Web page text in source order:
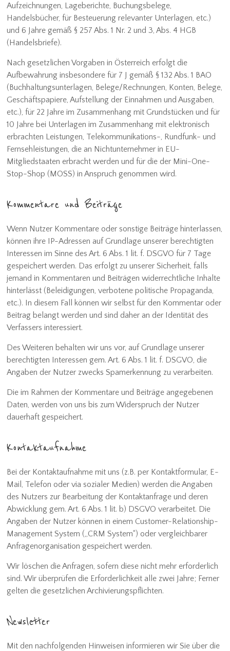
Aufzeichnungen, Lageberichte, Buchungsbelege,
Handelsbücher, für Besteuerung relevanter Unterlagen, etc.)
und 6 Jahre gemäß § 257 Abs. 1 Nr. 2 und 3, Abs. 4 HGB
(Handelsbriefe).
Nach gesetzlichen Vorgaben in Österreich erfolgt die
Aufbewahrung insbesondere für 7 J gemäß § 132 Abs. 1 BAO
(Buchhaltungsunterlagen, Belege/Rechnungen, Konten, Belege,
Geschäftspapiere, Aufstellung der Einnahmen und Ausgaben,
etc.), für 22 Jahre im Zusammenhang mit Grundstücken und für
10 Jahre bei Unterlagen im Zusammenhang mit elektronisch
erbrachten Leistungen, Telekommunikations-, Rundfunk- und
Fernsehleistungen, die an Nichtunternehmer in EU-
Mitgliedstaaten erbracht werden und für die der Mini-One-
Stop-Shop (MOSS) in Anspruch genommen wird.
Kommentare und Beiträge
Wenn Nutzer Kommentare oder sonstige Beiträge hinterlassen,
können ihre IP-Adressen auf Grundlage unserer berechtigten
Interessen im Sinne des Art. 6 Abs. 1 lit. f. DSGVO für 7 Tage
gespeichert werden. Das erfolgt zu unserer Sicherheit, falls
jemand in Kommentaren und Beiträgen widerrechtliche Inhalte
hinterlässt (Beleidigungen, verbotene politische Propaganda,
etc.). In diesem Fall können wir selbst für den Kommentar oder
Beitrag belangt werden und sind daher an der Identität des
Verfassers interessiert.
Des Weiteren behalten wir uns vor, auf Grundlage unserer
berechtigten Interessen gem. Art. 6 Abs. 1 lit. f. DSGVO, die
Angaben der Nutzer zwecks Spamerkennung zu verarbeiten.
Die im Rahmen der Kommentare und Beiträge angegebenen
Daten, werden von uns bis zum Widerspruch der Nutzer
dauerhaft gespeichert.
Kontaktaufnahme
Bei der Kontaktaufnahme mit uns (z.B. per Kontaktformular, E-
Mail, Telefon oder via sozialer Medien) werden die Angaben
des Nutzers zur Bearbeitung der Kontaktanfrage und deren
Abwicklung gem. Art. 6 Abs. 1 lit. b) DSGVO verarbeitet. Die
Angaben der Nutzer können in einem Customer-Relationship-
Management System („CRM System“) oder vergleichbarer
Anfragenorganisation gespeichert werden.
Wir löschen die Anfragen, sofern diese nicht mehr erforderlich
sind. Wir überprüfen die Erforderlichkeit alle zwei Jahre; Ferner
gelten die gesetzlichen Archivierungspflichten.
Newsletter
Mit den nachfolgenden Hinweisen informieren wir Sie über die